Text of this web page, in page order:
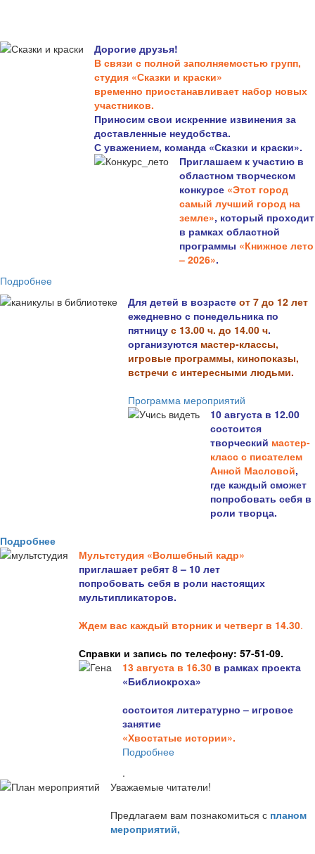
Дорогие друзья!
В связи с полной заполняемостью групп,
студия «Сказки и краски»
временно приостанавливает набор новых
участников.
Приносим свои искренние извинения за
доставленные неудобства.
С уважением, команда «Сказки и краски».
Приглашаем к участию в
областном творческом
конкурсе «Этот город
самый лучший город на
земле», который проходит
в рамках областной
программы «Книжное лето
– 2026».
Подробнее
Для детей в возрасте от 7 до 12 лет
ежедневно с понедельника по
пятницу с 13.00 ч. до 14.00 ч.
организуются мастер-классы,
игровые программы, кинопоказы,
встречи с интересными людьми.
Программа мероприятий
10 августа в 12.00
состоится
творческий мастер-
класс с писателем
Анной Масловой,
где каждый сможет
попробовать себя в
роли творца.
Подробнее
Мультстудия «Волшебный кадр»
приглашает ребят 8 – 10 лет
попробовать себя в роли настоящих
мультипликаторов.
Ждем вас каждый вторник и четверг в 14.30.
Справки и запись по телефону: 57-51-09.
13 августа в 16.30 в рамках проекта
«Библиокроха»
состоится литературно – игровое
занятие
«Хвостатые истории».
Подробнее
.
Уважаемые читатели!
Предлагаем вам познакомиться с планом
мероприятий,